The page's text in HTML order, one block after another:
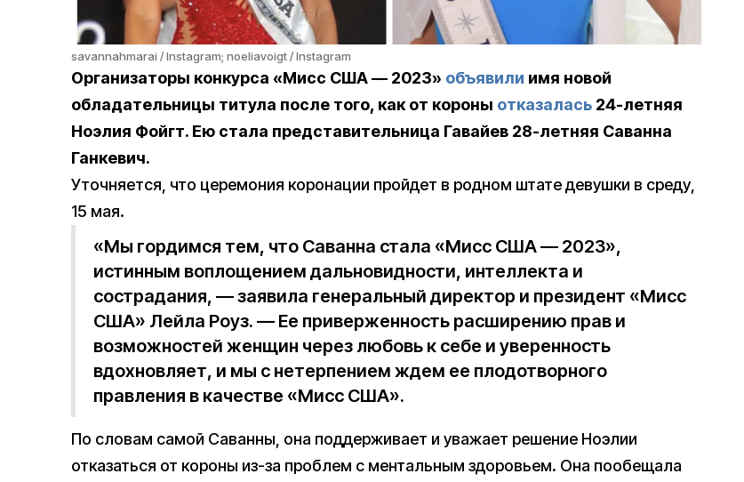
savannahmarai / Instagram; noeliavoigt / Instagram
Организаторы конкурса «Мисс США — 2023» объявили имя новой
обладательницы титула после того, как от короны отказалась 24-летняя
Ноэлия Фойгт. Ею стала представительница Гавайев 28-летняя Саванна
Ганкевич.
Уточняется, что церемония коронации пройдет в родном штате девушки в среду,
15 мая.
«Мы гордимся тем, что Саванна стала «Мисс США — 2023»,
истинным воплощением дальновидности, интеллекта и
сострадания, — заявила генеральный директор и президент «Мисс
США» Лейла Роуз. — Ее приверженность расширению прав и
возможностей женщин через любовь к себе и уверенность
вдохновляет, и мы с нетерпением ждем ее плодотворного
правления в качестве «Мисс США».
По словам самой Саванны, она поддерживает и уважает решение Ноэлии
отказаться от короны из-за проблем с ментальным здоровьем. Она пообещала